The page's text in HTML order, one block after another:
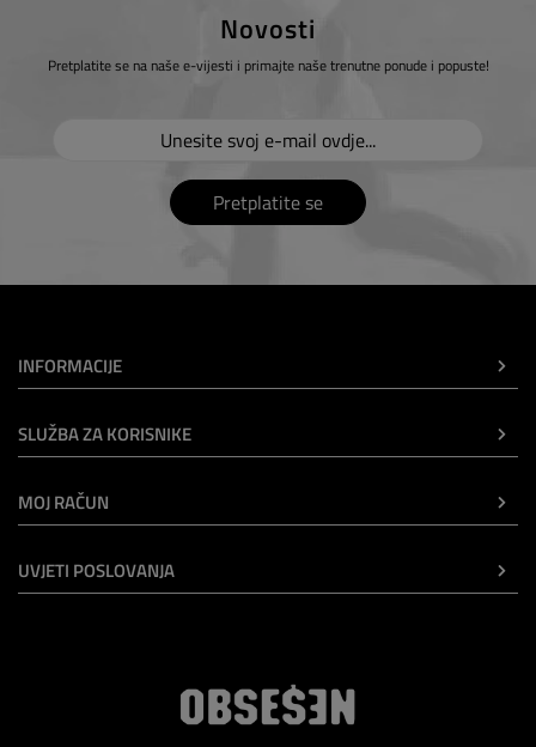
Novosti
Pretplatite se na naše e-vijesti i primajte naše trenutne ponude i popuste!
Pretplatite se
INFORMACIJE
SLUŽBA ZA KORISNIKE
MOJ RAČUN
UVJETI POSLOVANJA